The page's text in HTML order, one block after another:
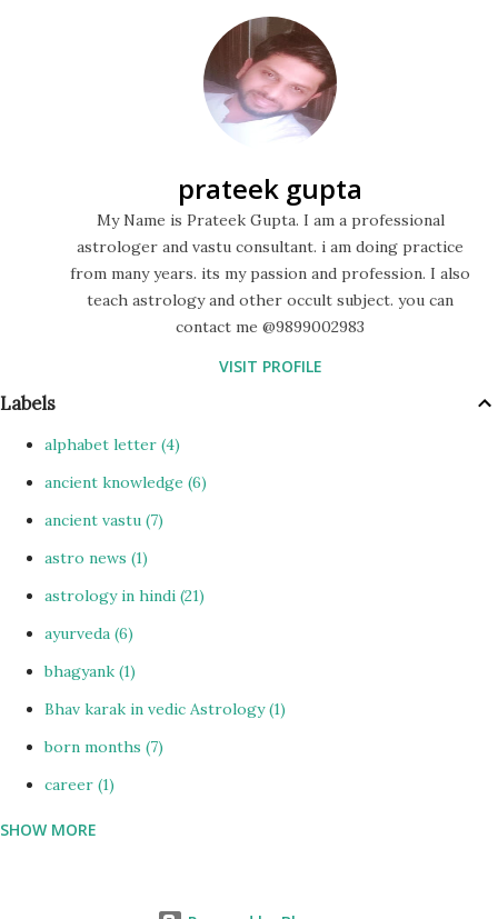
और disputes बढ़ते है 3 साउथ-वेस्ट (नैऋत्य ) - इस कोने में बोरिंग या कुआँ
होना वास्तु में बड़ा दोष समझा जाता है. इसके अलावा इसी दिशा से घर का मुख्या द्वार
होना वास्तु में पूरी तरह वर्जित है। इस दिशा में boring होने से पुश...
prateek gupta
My Name is Prateek Gupta. I am a professional
astrologer and vastu consultant. i am doing practice
from many years. its my passion and profession. I also
teach astrology and other occult subject. you can
contact me @9899002983
VISIT PROFILE
Labels
alphabet letter 4
ancient knowledge 6
ancient vastu 7
astro news 1
astrology in hindi 21
ayurveda 6
bhagyank 1
Bhav karak in vedic Astrology 1
born months 7
career 1
CHAKRAS
SHOW MORE